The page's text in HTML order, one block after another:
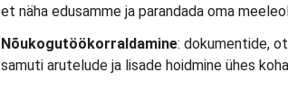
et näha edusamme ja parandada oma
Nõukogutöökorraldamine: dokumentide,
samuti arutelude ja lisade hoidmine ühes